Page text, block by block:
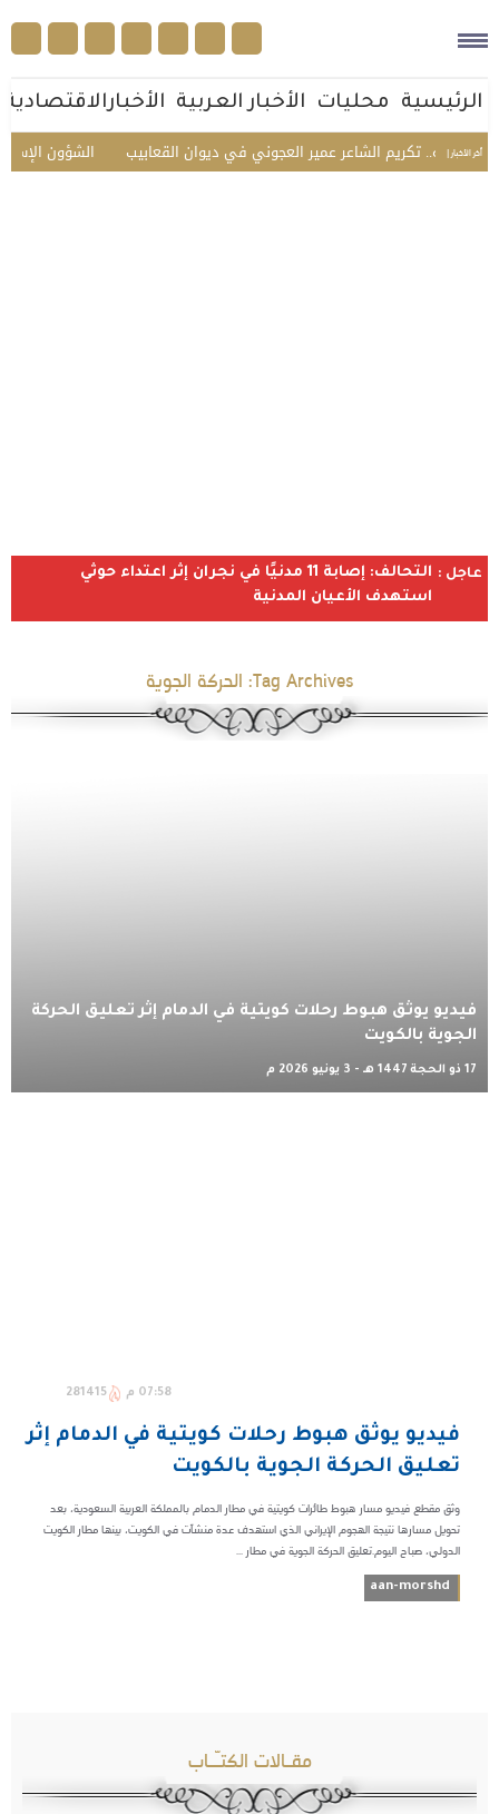
الرئيسية محليات الأخبار العربية الأخبارالاقتصادية
أخر الأخبار | الشؤون تكريم الشاعر عمير العجوني في ديوان القعابيب
عاجل :
التحالف: إصابة 11 مدنيًا في نجران إثر اعتداء حوثي
استهدف الأعيان المدنية
Tag Archives: الحركة الجوية
فيديو يوثق هبوط رحلات كويتية في الدمام إثر تعليق الحركة
الجوية بالكويت
17 ذو الحجة 1447 هـ - 3 يونيو 2026 م
07:58 م 281415
فيديو يوثق هبوط رحلات كويتية في الدمام إثر
تعليق الحركة الجوية بالكويت
وثق مقطع فيديو مسار هبوط طائرات كويتية في مطار الدمام بالمملكة العربية السعودية، بعد
تحويل مسارها نتيجة الهجوم الإيراني الذي استهدف عدة منشآت في الكويت، بينها مطار الكويت
الدولي، صباح اليوم.‏تعليق الحركة الجوية في مطار ...
aan-morshd
مقـالات الكتـّـاب